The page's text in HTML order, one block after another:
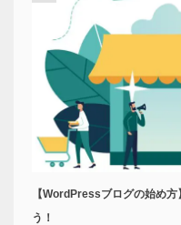
【WordPressブログの始め
う！